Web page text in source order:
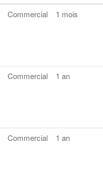
Commercial 1 mois
Commercial 1 an
Commercial 1 an